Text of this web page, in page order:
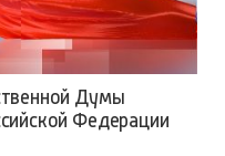
Думы
Федерации